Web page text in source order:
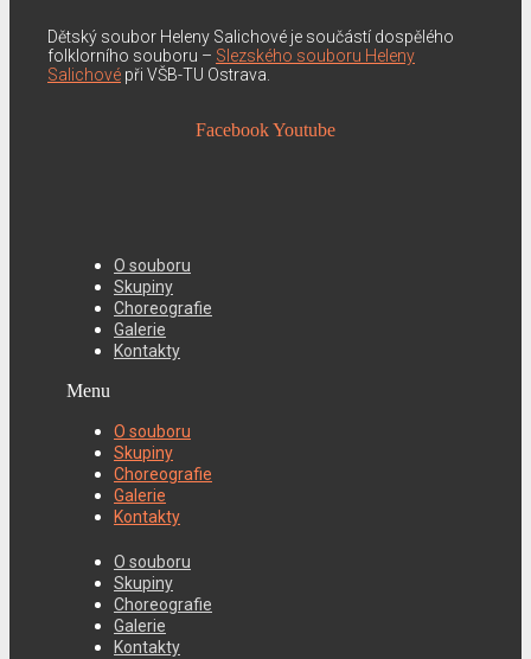
Dětský soubor Heleny Salichové je součástí dospělého
folklorního souboru – Slezského souboru Heleny
Salichové při VŠB-TU Ostrava.
FacebookYoutube
O souboru
Skupiny
Choreografie
Galerie
Kontakty
Menu
O souboru
Skupiny
Choreografie
Galerie
Kontakty
O souboru
Skupiny
Choreografie
Galerie
Kontakty